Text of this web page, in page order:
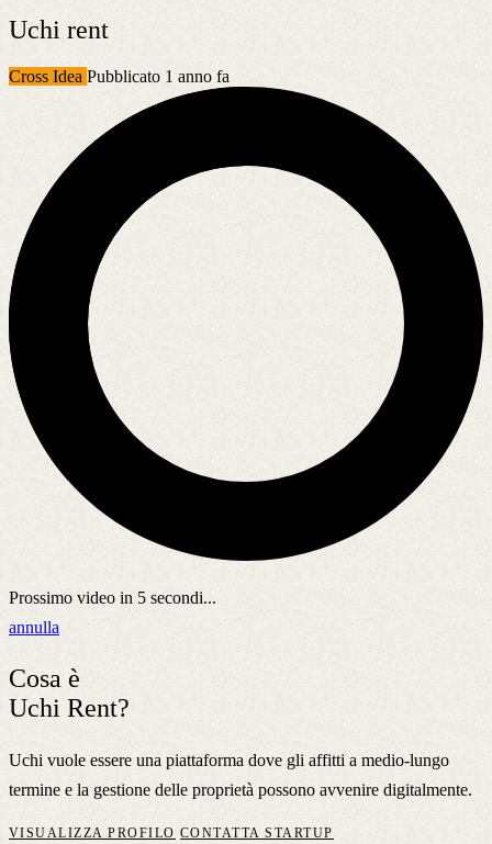
Uchi rent
Cross Idea Pubblicato 1 anno fa
Prossimo video in 5 secondi...
annulla
Cosa è
Uchi Rent?
Uchi vuole essere una piattaforma dove gli affitti a medio-lungo
termine e la gestione delle proprietà possono avvenire digitalmente.
VISUALIZZA PROFILO CONTATTA STARTUP